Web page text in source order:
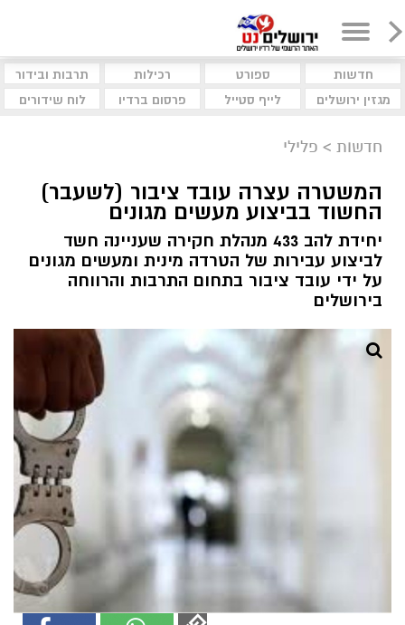
חדשות ספורט רכילות
תרבות ובידור
מגזין ירושלים
לייף סטייל פרסום ברדיו לוח שידורים
חדשות > פלילי
המשטרה עצרה עובד ציבור (לשעבר)
החשוד בביצוע מעשים מגונים
יחידת להב 433 מנהלת חקירה שעניינה חשד
לביצוע עבירות של הטרדה מינית ומעשים מגונים
על ידי עובד ציבור בתחום התרבות והרווחה
בירושלים